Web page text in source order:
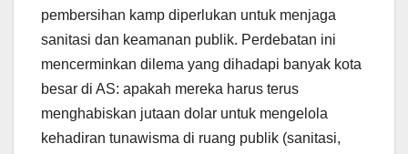
pembersihan kamp diperlukan untuk menjaga
sanitasi dan keamanan publik. Perdebatan ini
mencerminkan dilema yang dihadapi banyak kota
besar di AS: apakah mereka harus terus
menghabiskan jutaan dolar untuk mengelola
kehadiran tunawisma di ruang publik (sanitasi,